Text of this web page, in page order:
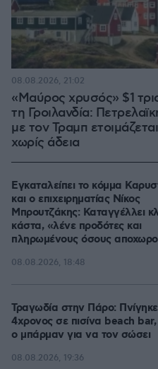
«Μαύρος χρυσός» $1
τη Γροιλανδία:
με τον Τραμπ
χωρίς άδεια
08.08.2026, 21:02
Εγκαταλείπει το κόμμα
και ο επιχειρηματίας Νίκος
Μπρουτζάκης: Καταγγέλλει
κάστα, «λένε προδότες και
πληρωμένους όσους
08.08.2026, 18:48
Τραγωδία στην Πάρο: Πνίγηκε
4χρονος σε πισίνα beach
ο μπάρμαν για να τον σώσει
08.08.2026, 19:36